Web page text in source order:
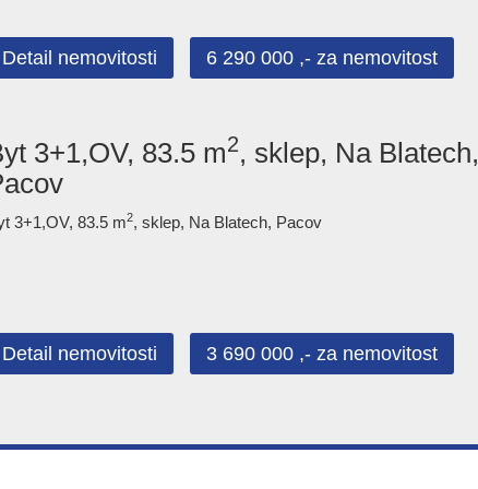
Detail nemovitosti 6 290 000 ,- za nemovitost
3+1,OV, 83.5 m2, sklep, Na Blatech,
3+1,OV, 83.5 m2, sklep, Na Blatech, Pacov
Detail nemovitosti 3 690 000 ,- za nemovitost